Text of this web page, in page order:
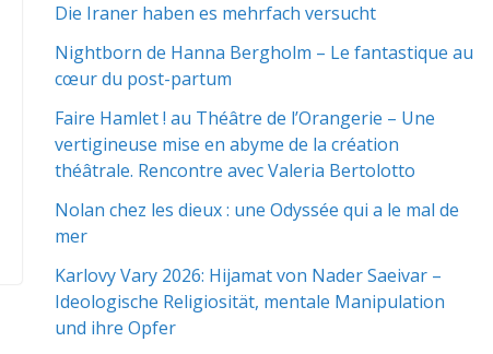
Die Iraner haben es mehrfach versucht
Nightborn de Hanna Bergholm – Le fantastique au
cœur du post-partum
Faire Hamlet ! au Théâtre de l’Orangerie – Une
vertigineuse mise en abyme de la création
théâtrale. Rencontre avec Valeria Bertolotto
Nolan chez les dieux : une Odyssée qui a le mal de
mer
Karlovy Vary 2026: Hijamat von Nader Saeivar​​ –
Ideologische Religiosität, mentale Manipulation
und ihre Opfer